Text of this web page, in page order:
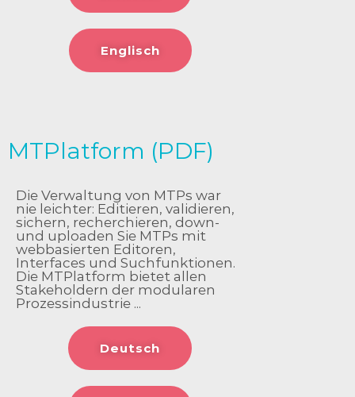
Englisch
MTPlatform (PDF)
Die Verwaltung von MTPs war
nie leichter: Editieren, validieren,
sichern, recherchieren, down-
und uploaden Sie MTPs mit
webbasierten Editoren,
Interfaces und Suchfunktionen.
Die MTPlatform bietet allen
Stakeholdern der modularen
Prozessindustrie ...
Deutsch